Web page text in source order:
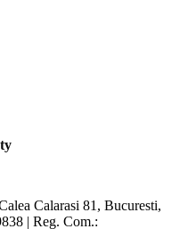
Calarasi 81, Bucuresti,
| Reg. Com.: